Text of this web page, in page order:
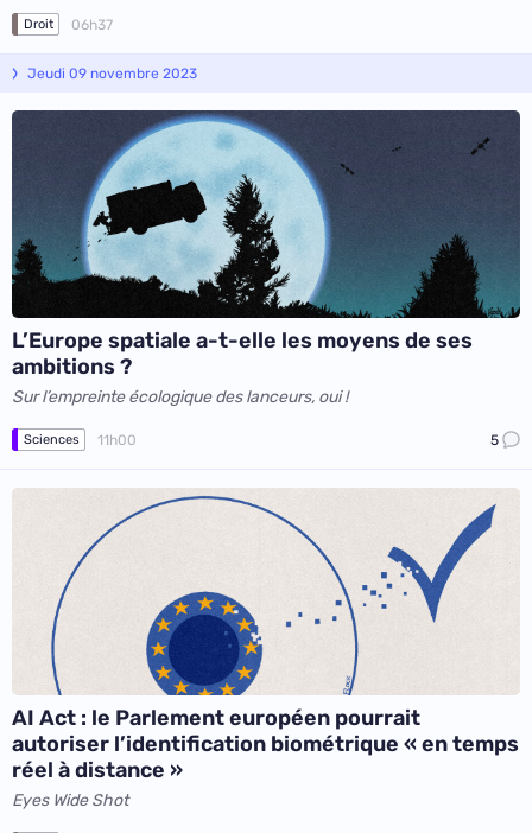
Droit 06h37
Jeudi 09 novembre 2023
L’Europe spatiale a-t-elle les moyens de ses
ambitions ?
Sur l’empreinte écologique des lanceurs, oui !
Sciences 11h00 5
AI Act : le Parlement européen pourrait
autoriser l’identification biométrique « en temps
réel à distance »
Eyes Wide Shot